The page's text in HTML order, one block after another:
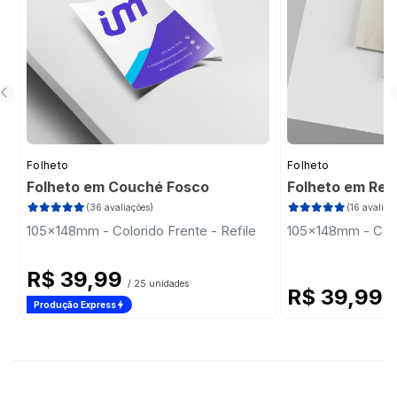
Folheto
Folheto em Couché Fosco
(36 avaliações)
105x148mm - Colorido Frente - Refile
R$ 39,99 / 25 unidades
Produção Express
Folheto
Folheto em
(16
105x148mm -
R$ 39,99